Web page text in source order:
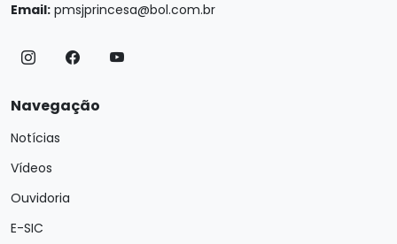
Email: pmsjprincesa@bol.com.br
Navegação
Notícias
Vídeos
Ouvidoria
E-SIC